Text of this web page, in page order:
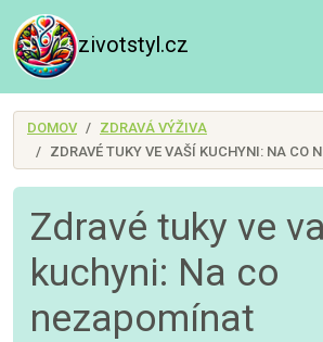
zivotstyl.cz
DOMOV
ZDRAVÁ VÝŽIVA
ZDRAVÉ TUKY VE VAŠÍ KUCHYNI: NA CO
Zdravé tuky ve
kuchyni: Na co
nezapomínat